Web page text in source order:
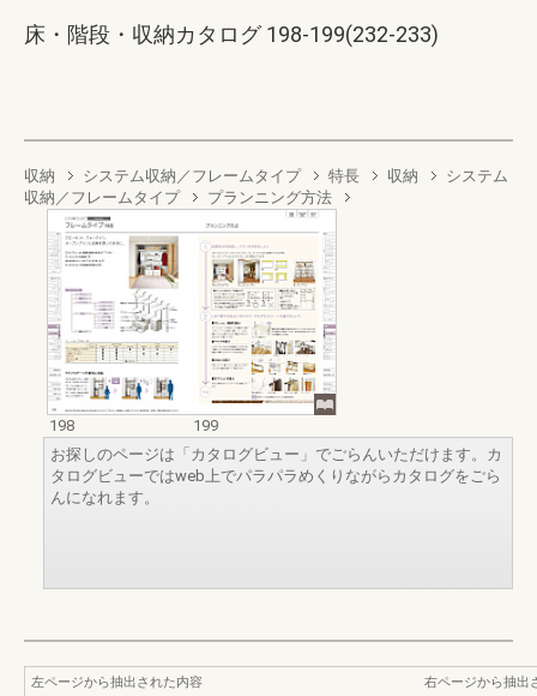
床・階段・収納カタログ 198-199(232-233)
収納 システム収納／フレームタイプ 特長 収納
システム
収納／フレームタイプ
プランニング方法
198
199
お探しのページは「カタログビュー」でごらんいただけます。カ
タログビューではweb上でパラパラめくりながらカタログをごら
んになれます。
左ページから抽出された内容
右ページから抽出